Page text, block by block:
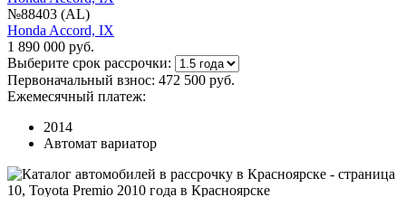
№88403 (AL)
Honda Accord, IX
1 890 000 руб.
Выберите срок рассрочки:
Первоначальный взнос: 472 500 руб.
Ежемесячный платеж:
2014
Автомат вариатор